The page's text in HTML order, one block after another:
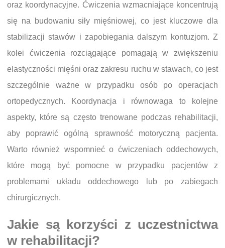
oraz koordynacyjne. Ćwiczenia wzmacniające koncentrują
się na budowaniu siły mięśniowej, co jest kluczowe dla
stabilizacji stawów i zapobiegania dalszym kontuzjom. Z
kolei ćwiczenia rozciągające pomagają w zwiększeniu
elastyczności mięśni oraz zakresu ruchu w stawach, co jest
szczególnie ważne w przypadku osób po operacjach
ortopedycznych. Koordynacja i równowaga to kolejne
aspekty, które są często trenowane podczas rehabilitacji,
aby poprawić ogólną sprawność motoryczną pacjenta.
Warto również wspomnieć o ćwiczeniach oddechowych,
które mogą być pomocne w przypadku pacjentów z
problemami układu oddechowego lub po zabiegach
chirurgicznych.
Jakie są korzyści z uczestnictwa
w rehabilitacji?